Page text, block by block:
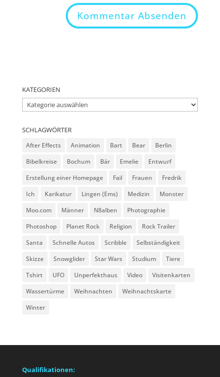
KATEGORIEN
Kategorien
SCHLAGWÖRTER
After Effects Animation Bart Bear
Berlin
Bibelkreise
Bochum Bär Emelie
Entwurf
Erstellung einer Homepage
Fail Frauen
Fredrik
Ich
Karikatur Lingen (Ems) Medizin
Monster
Moo.com
Männer N8alben
Photographie
Photoshop
Planet Rock Religion
Rock Trailer
Santa
Schnelle Autos Scribble
Selbständigkeit
Skizze
Snowglider Star Wars Studium
Tiere
Tshirt
UFO Unperfekthaus Video
Visitenkarten
Wassertürme
Weihnachten
Weihnachtskarte
Winter
Qualifikationen: